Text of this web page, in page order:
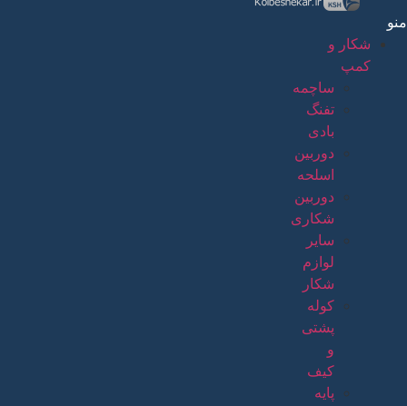
منو
شکار و
کمپ
ساچمه
تفنگ
بادی
دوربین
اسلحه
دوربین
شکاری
سایر
لوازم
شکار
کوله
پشتی
و
کیف
پایه